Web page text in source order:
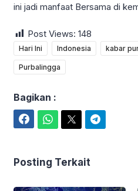
ini jadi manfaat Bersama di
Post Views: 148
Hari Ini Indonesia kabar
Purbalingga
Bagikan :
Posting Terkait